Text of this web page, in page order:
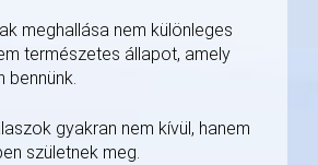
meghallása nem különleges
természetes állapot, amely
bennünk.
gyakran nem kívül, hanem
születnek meg.